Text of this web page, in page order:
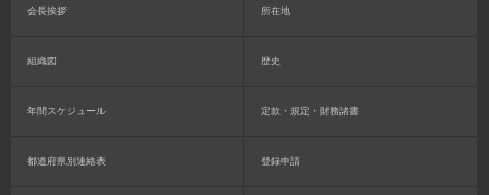
会長挨拶 所在地
組織図 歴史
年間スケジュール 定款・規定・財務諸書
都道府県別連絡表 登録申請